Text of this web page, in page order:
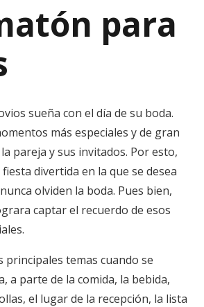
para
sueña con el día de su boda.
más especiales y de gran
pareja y sus invitados. Por esto,
divertida en la que se desea
olviden la boda. Pues bien,
captar el recuerdo de esos
principales temas cuando se
a parte de la comida, la bebida,
el lugar de la recepción, la lista